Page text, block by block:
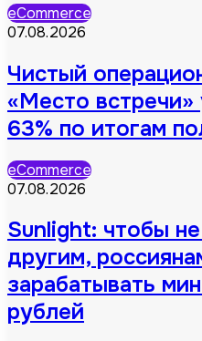
eCommerce
07.08.2026
Чистый
«Место встречи»
63% по итогам
eCommerce
07.08.2026
Sunlight: чтобы
другим,
зарабатывать
рублей